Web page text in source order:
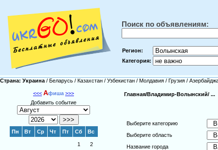
Поиск по объявлениям:
Регион:
Категория:
Страна: Украина / Беларусь / Казахстан / Узбекистан / Молдавия / Грузия /
<<< Афиша >>>
Добавить событие
Пн Вт Ср Чт Пт Сб Вс
1
2
Главная/Владимир-Волынский/ ...
Выберите категорию
Выберите область
Название города